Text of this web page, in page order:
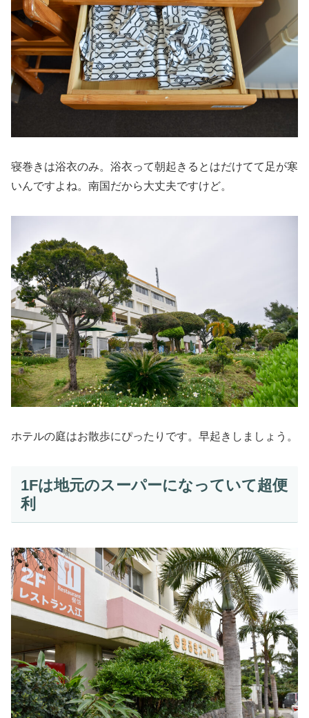
寝巻きは浴衣のみ。浴衣って朝起きるとはだけてて足が寒
いんですよね。南国だから大丈夫ですけど。
ホテルの庭はお散歩にぴったりです。早起きしましょう。
1Fは地元のスーパーになっていて超便
利